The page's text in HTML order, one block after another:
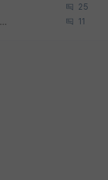
25
박사진학하기에 2억은 괜찮은 (?) 정도의 경제력인가요 11